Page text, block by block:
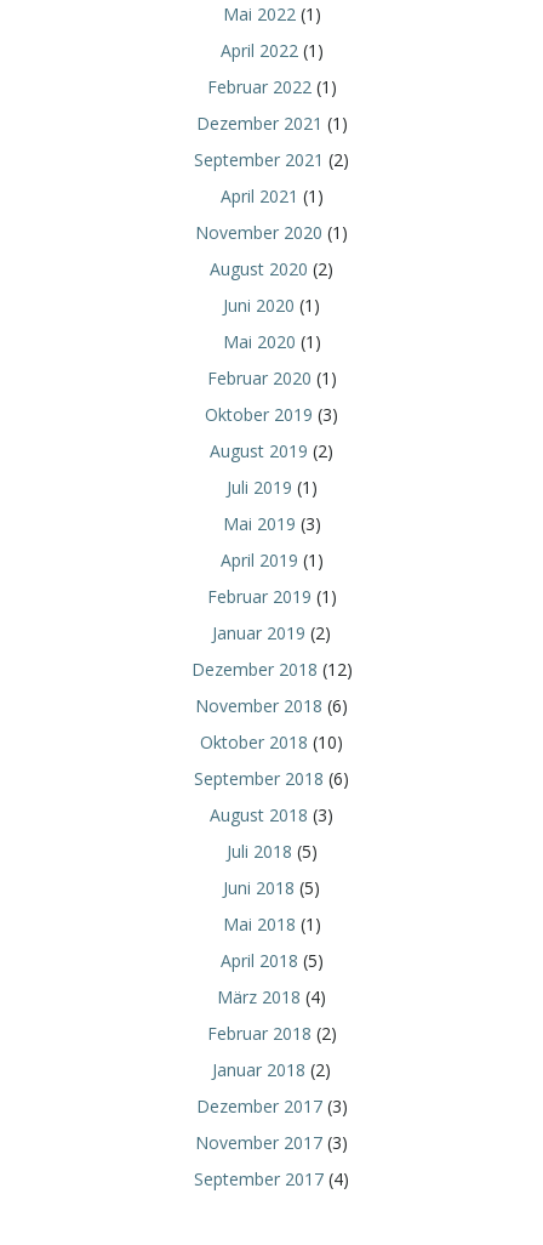
Mai 2022(1)
April 2022(1)
Februar 2022(1)
Dezember 2021 (1)
September 2021 (2)
April 2021 (1)
November 2020 (1)
August 2020 (2)
Juni 2020 (1)
Mai 2020 (1)
Februar 2020 (1)
Oktober 2019 (3)
August 2019 (2)
Juli 2019 (1)
Mai 2019 (3)
April 2019 (1)
Februar 2019 (1)
Januar 2019 (2)
Dezember 2018 (12)
November 2018 (6)
Oktober 2018 (10)
September 2018 (6)
August 2018 (3)
Juli 2018 (5)
Juni 2018 (5)
Mai 2018 (1)
April 2018 (5)
März 2018 (4)
Februar 2018 (2)
Januar 2018 (2)
Dezember 2017(3)
November 2017 (3)
September 2017 (4)